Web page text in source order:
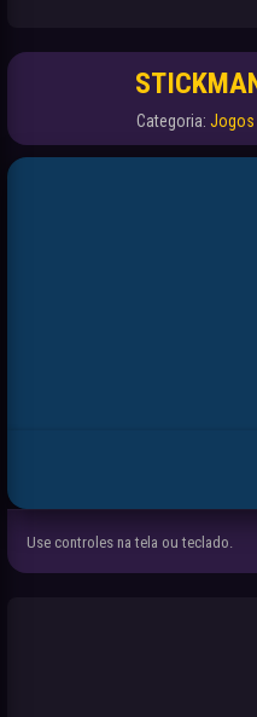
Categoria: Jogos
Use controles na tela ou teclado.